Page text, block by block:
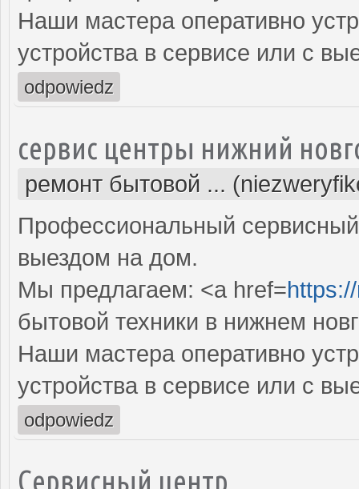
Наши мастера оперативно
устройства в сервисе или с
odpowiedz
сервис центры нижний
ремонт бытовой ...
Профессиональный
выездом на дом.
Мы предлагаем: <a href=
бытовой техники в нижнем
Наши мастера оперативно
устройства в сервисе или с
odpowiedz
Сервисный центр